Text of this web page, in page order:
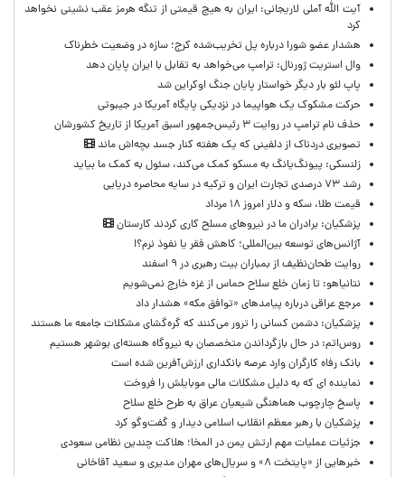
آیت الله آملی لاریجانی: ایران به هیچ قیمتی از تنگه هرمز عقب نشینی نخواهد
کرد
هشدار عضو شورا درباره پل تخریب‌شده کرج؛ سازه در وضعیت خطرناک
وال‌ استریت ژورنال: ترامپ می‌خواهد به تقابل با ایران پایان دهد
پاپ لئو بار دیگر خواستار پایان جنگ اوکراین شد
حرکت مشکوک یک هواپیما در نزدیکی پایگاه آمریکا در جیبوتی
حذف نام ترامپ در روایت ۳ رئیس‌جمهور اسبق آمریکا از تاریخ کشورشان
تصویری دردناک از دلفینی که یک هفته کنار جسد بچه‌اش ماند
زلنسکی: پیونگ‌یانگ به مسکو کمک می‌کند، سئول به کمک ما بیاید
رشد ۷۳ درصدی تجارت ایران و ترکیه در سایه محاصره دریایی
قیمت طلا، سکه و دلار امروز ۱۸ مرداد
پزشکیان: برادران ما در نیروهای مسلح کاری کردند کارستان
آژانس‌های توسعه بین‌المللی؛ کاهش فقر یا نفوذ نرم؟!
روایت طحان‌نظیف از بمباران بیت رهبری در ۹ اسفند
نتانیاهو: تا زمان خلع سلاح حماس از غزه خارج نمی‌شویم
مرجع عراقی درباره پیامدهای «توافق مکه» هشدار داد
پزشکیان: دشمن کسانی را ترور می‌کنند که گره‌گشای مشکلات جامعه ما هستند
روس‌اتم: در حال بازگرداندن متخصصان به نیروگاه هسته‌ای بوشهر هستیم
بانک رفاه کارگران وارد عرصه بانکداری ارزش‌آفرین شده است
نماینده ای که به دلیل مشکلات مالی موبایلش را فروخت
پاسخ چارچوب هماهنگی شیعیان عراق به طرح خلع سلاح
پزشکیان با رهبر معظم انقلاب اسلامی دیدار و گفت‌وگو کرد
جزئیات عملیات مهم ارتش یمن در المخا؛ هلاکت چندین نظامی سعودی
خبرهایی از «پایتخت ۸» و سریال‌های مهران مدیری و سعید آقاخانی